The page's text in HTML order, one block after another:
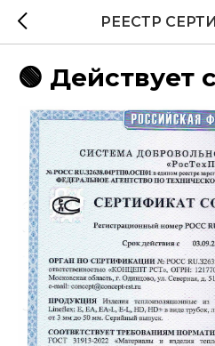
РЕЕСТР
🟢 Действует